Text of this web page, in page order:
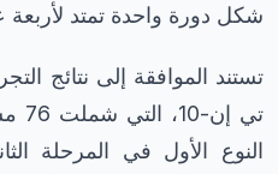
شكل دورة واحدة تمتد لأربعة
تستند الموافقة إلى نتائج
النوع الأول في المرحلة